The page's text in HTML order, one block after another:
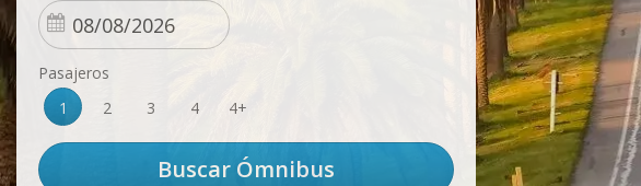
Pasajeros
1
2 3 4 4+